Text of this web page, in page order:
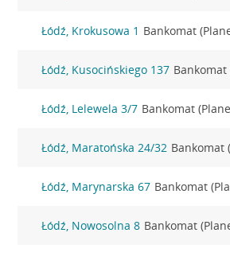
Łódź, Krokusowa 1 Bankomat
Łódź, Kusocińskiego 137 Bankomat
Łódź, Lelewela 3/7 Bankomat
Łódź, Maratońska 24/32 Bankomat
Łódź, Marynarska 67 Bankomat
Łódź, Nowosolna 8 Bankomat